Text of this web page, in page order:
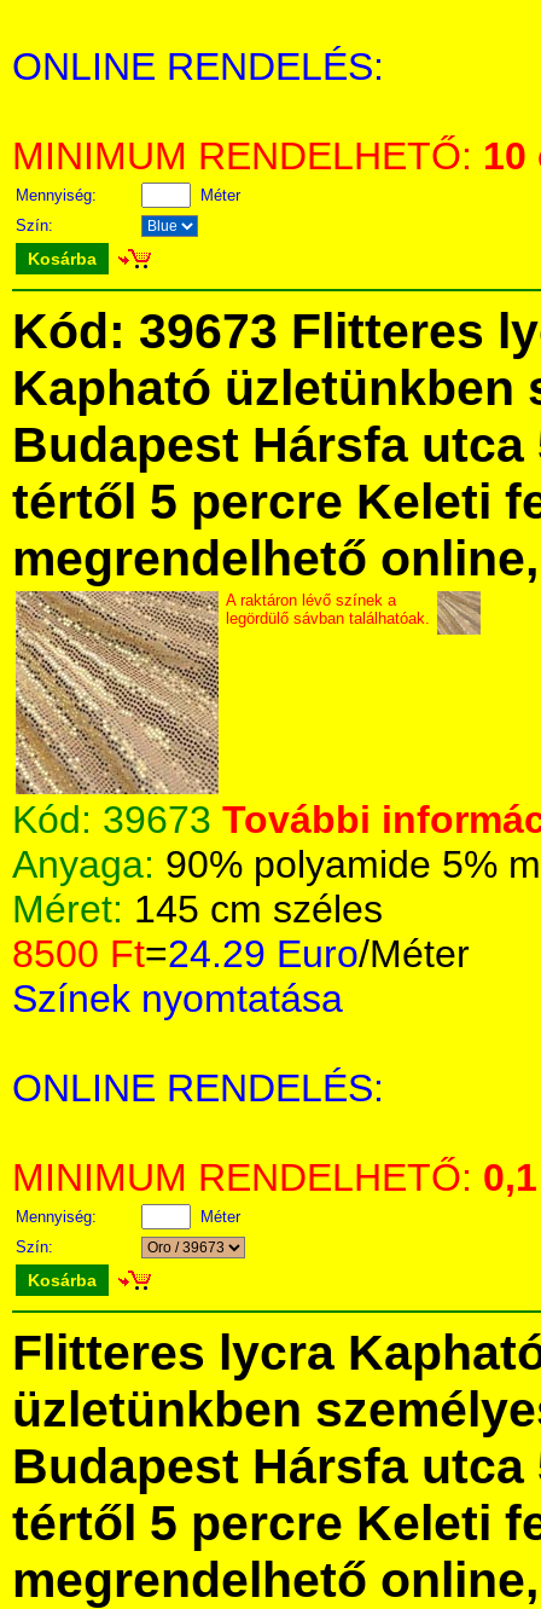
ONLINE RENDELÉS:
MINIMUM RENDELHETŐ: 10
Mennyiség:
Méter
Szín:
Kosárba
Kód: 39673 Flitteres
Kapható üzletünkben
Budapest Hársfa utca
tértől 5 percre Keleti
megrendelhető
A raktáron lévő színek a
legördülő sávban találhatóak.
Kód: 39673 További
Anyaga: 90% polyamide 5%
Méret: 145 cm széles
8500 Ft=24.29 Euro/Méter
Színek nyomtatása
ONLINE RENDELÉS:
MINIMUM RENDELHETŐ: 0,1
Mennyiség:
Méter
Szín:
Kosárba
Flitteres lycra
üzletünkben
Budapest Hársfa utca
tértől 5 percre Keleti
megrendelhető